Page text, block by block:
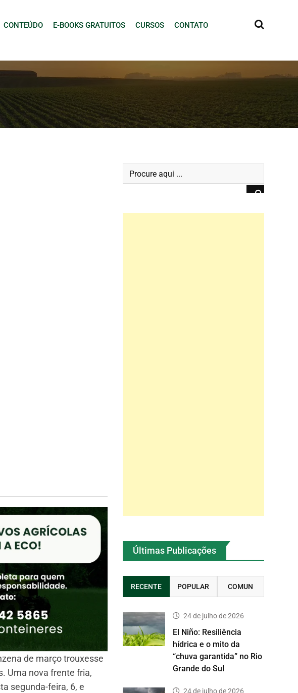
CONTEÚDO E-BOOKS GRATUITOS CURSOS CONTATO
de março trouxesse
Uma nova frente fria,
segunda-feira, 6, e
Últimas Publicações
RECENTE POPULAR COMUN
24 de julho de 2026
El Niño: Resiliência
hídrica e o mito da
“chuva garantida” no Rio
Grande do Sul
24 de julho de 2026